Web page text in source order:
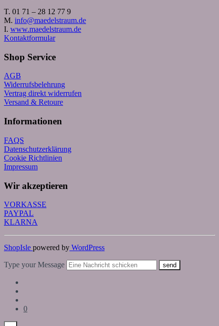
T. 01 71 – 28 12 77 9
M. info@maedelstraum.de
I. www.maedelstraum.de
Kontaktformular
Shop Service
AGB
Widerrufsbelehrung
Vertrag direkt widerrufen
Versand & Retoure
Informationen
FAQS
Datenschutzerklärung
Cookie Richtlinien
Impressum
Wir akzeptieren
VORKASSE
PAYPAL
KLARNA
ShopIsle powered by WordPress
Type your Message send
0